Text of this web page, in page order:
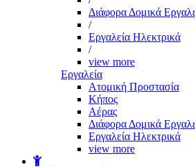
Διάφορα Δομικά
/
Εργαλεία Ηλεκτρικά
/
view more
Εργαλεία
Aτομική Προστασία
Kήπος
Αέρας
Διάφορα Δομικά
Εργαλεία Ηλεκτρικά
view more